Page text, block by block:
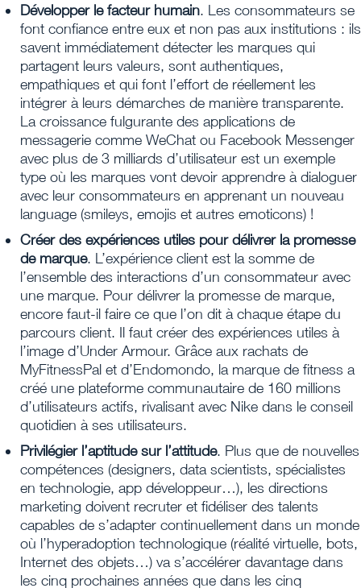
Développer le facteur humain. Les consommateurs se
font confiance entre eux et non pas aux institutions : ils
savent immédiatement détecter les marques qui
partagent leurs valeurs, sont authentiques,
empathiques et qui font l’effort de réellement les
intégrer à leurs démarches de manière transparente.
La croissance fulgurante des applications de
messagerie comme WeChat ou Facebook Messenger
avec plus de 3 milliards d’utilisateur est un exemple
type où les marques vont devoir apprendre à dialoguer
avec leur consommateurs en apprenant un nouveau
language (smileys, emojis et autres emoticons) !
Créer des expériences utiles pour délivrer la promesse
de marque. L’expérience client est la somme de
l’ensemble des interactions d’un consommateur avec
une marque. Pour délivrer la promesse de marque,
encore faut-il faire ce que l’on dit à chaque étape du
parcours client. Il faut créer des expériences utiles à
l’image d’Under Armour. Grâce aux rachats de
MyFitnessPal et d’Endomondo, la marque de fitness a
créé une plateforme communautaire de 160 millions
d’utilisateurs actifs, rivalisant avec Nike dans le conseil
quotidien à ses utilisateurs.
Privilégier l’aptitude sur l’attitude. Plus que de nouvelles
compétences (designers, data scientists, spécialistes
en technologie, app développeur…), les directions
marketing doivent recruter et fidéliser des talents
capables de s’adapter continuellement dans un monde
où l’hyperadoption technologique (réalité virtuelle, bots,
Internet des objets…) va s’accélérer davantage dans
les cinq prochaines années que dans les cinq